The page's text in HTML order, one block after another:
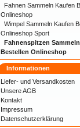
Fahnen Sammeln Kaufen
Onlineshop
Wimpel Sammeln Kaufen
Onlineshop Sport
Fahnenspitzen
Bestellen Onlineshop
Informationen
Liefer- und Versandkosten
Unsere AGB
Kontakt
Impressum
Datenschutzerklärung